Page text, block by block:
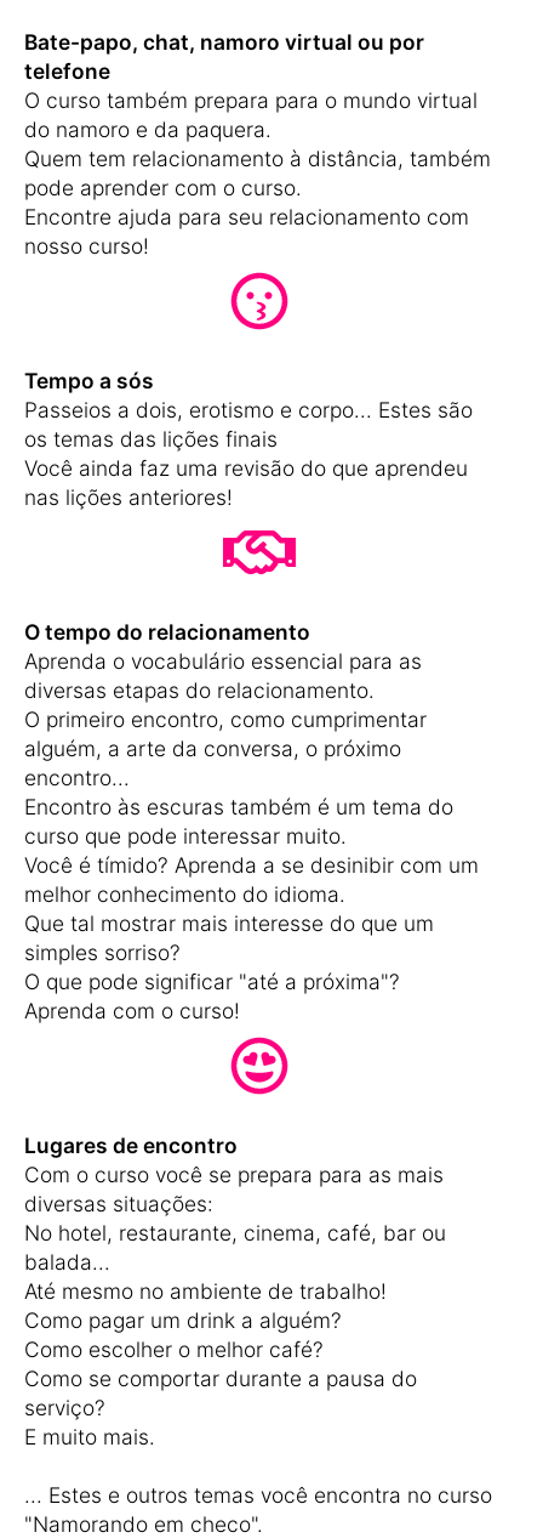
Bate-papo, chat, namoro virtual ou por
telefone
O curso também prepara para o mundo virtual
do namoro e da paquera.
Quem tem relacionamento à distância, também
pode aprender com o curso.
Encontre ajuda para seu relacionamento com
nosso curso!
Tempo a sós
Passeios a dois, erotismo e corpo... Estes são
os temas das lições finais
Você ainda faz uma revisão do que aprendeu
nas lições anteriores!
O tempo do relacionamento
Aprenda o vocabulário essencial para as
diversas etapas do relacionamento.
O primeiro encontro, como cumprimentar
alguém, a arte da conversa, o próximo
encontro...
Encontro às escuras também é um tema do
curso que pode interessar muito.
Você é tímido? Aprenda a se desinibir com um
melhor conhecimento do idioma.
Que tal mostrar mais interesse do que um
simples sorriso?
O que pode significar "até a próxima"?
Aprenda com o curso!
Lugares de encontro
Com o curso você se prepara para as mais
diversas situações:
No hotel, restaurante, cinema, café, bar ou
balada...
Até mesmo no ambiente de trabalho!
Como pagar um drink a alguém?
Como escolher o melhor café?
Como se comportar durante a pausa do
serviço?
E muito mais.
... Estes e outros temas você encontra no curso
"Namorando em checo".